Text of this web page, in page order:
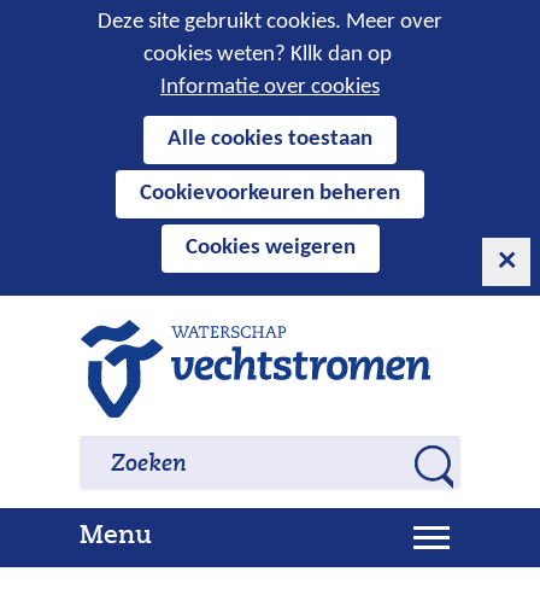
Cookies
toestaan?
Deze site gebruikt cookies. Meer over
cookies weten? Kllk dan op
Informatie over cookies
cookies
deze
website
worden
toegestaan
geweigerd.
Alle cookies toestaan
Cookievoorkeuren beheren
Cookies weigeren
naar
o
e
Zoeken Zoeken
MenuU
i